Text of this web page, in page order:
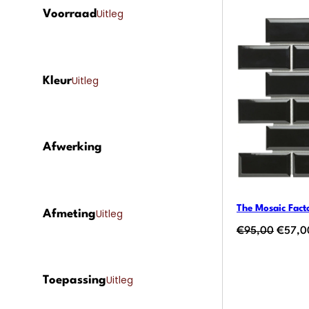
VoorraadUitleg
KleurUitleg
Afwerking
AfmetingUitleg
ToepassingUitleg
The Mosaic
€95,00 €